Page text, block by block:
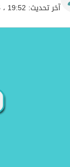
آخر تحديث: 19:52 ، 15 فبراير 2021